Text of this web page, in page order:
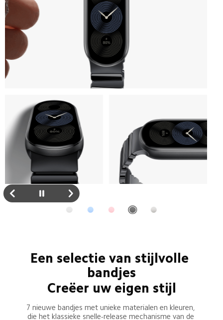
Een selectie van stijlvolle
bandjes
Creëer uw eigen stijl
7 nieuwe bandjes met unieke materialen en kleuren,
die het klassieke snelle-release mechanisme van de